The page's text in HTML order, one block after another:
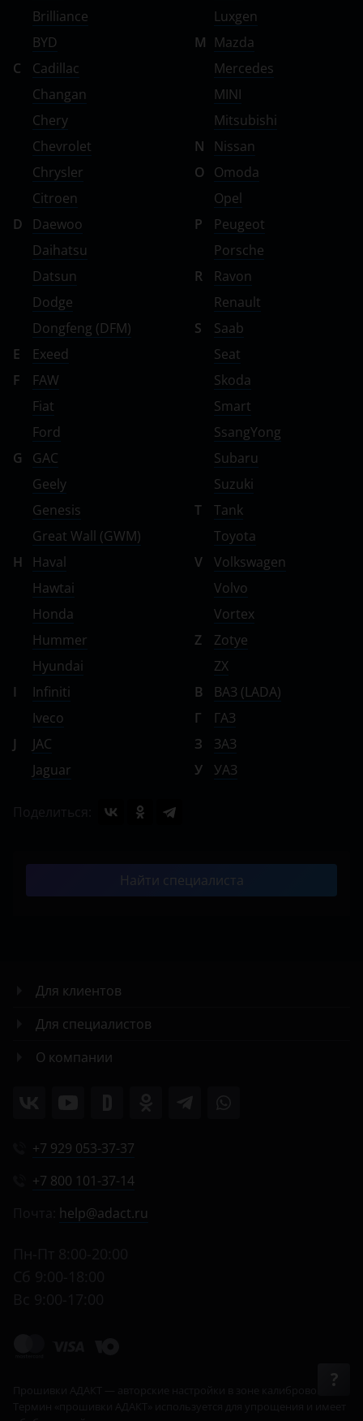
Brilliance
BYD
C
Cadillac
Changan
Chery
Chevrolet
Chrysler
Citroen
D
Daewoo
Daihatsu
Datsun
Dodge
Dongfeng (DFM)
E
Exeed
F
FAW
Fiat
Ford
G
GAC
Geely
Genesis
Great Wall (GWM)
H
Haval
Hawtai
Honda
Hummer
Hyundai
I
Infiniti
Iveco
J
JAC
Jaguar
Luxgen
M Mazda
Mercedes
MINI
Mitsubishi
N
Nissan
O
Omoda
Opel
P
Peugeot
Porsche
R
Ravon
Renault
S
Saab
Seat
Skoda
Smart
SsangYong
Subaru
Suzuki
T
Tank
Toyota
V
Volkswagen
Volvo
Vortex
Z
Zotye
ZX
В
ВАЗ (LADA)
Г
ГАЗ
З
ЗАЗ
У
УАЗ
Найти специалиста
Для клиентов
Для специалистов
О компании
+7 929 053-37-37
+7 800 101-37-14
help@adact.ru